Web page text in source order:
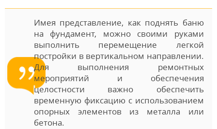
Имея представление, как поднять баню
на фундамент, можно своими руками
выполнить перемещение легкой
постройки в вертикальном направлении.
Для выполнения ремонтных
мероприятий и обеспечения
целостности важно обеспечить
временную фиксацию с использованием
опорных элементов из металла или
бетона.